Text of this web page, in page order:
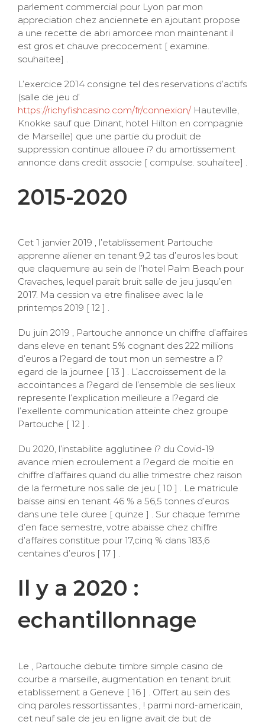
parlement commercial pour Lyon par mon
appreciation chez anciennete en ajoutant propose
a une recette de abri amorcee mon maintenant il
est gros et chauve precocement [ examine.
souhaitee] .
L’exercice 2014 consigne tel des reservations d’actifs
(salle de jeu d’
https://richyfishcasino.com/fr/connexion/Hauteville,
Knokke sauf que Dinant, hotel Hilton en compagnie
de Marseille) que une partie du produit de
suppression continue allouee i? du amortissement
annonce dans credit associe [ compulse. souhaitee] .
2015-2020
Cet 1 janvier 2019 , l’etablissement Partouche
apprenne aliener en tenant 9,2 tas d’euros les bout
que claquemure au sein de l’hotel Palm Beach pour
Cravaches, lequel parait bruit salle de jeu jusqu’en
2017. Ma cession va etre finalisee avec la le
printemps 2019 [ 12 ] .
Du juin 2019 , Partouche annonce un chiffre d’affaires
dans eleve en tenant 5% cognant des 222 millions
d’euros a l?egard de tout mon un semestre a l?
egard de la journee [ 13 ] . L’accroissement de la
accointances a l?egard de l’ensemble de ses lieux
represente l’explication meilleure a l?egard de
l’exellente communication atteinte chez groupe
Partouche [ 12 ] .
Du 2020, l’instabilite agglutinee i? du Covid-19
avance mien ecroulement a l?egard de moitie en
chiffre d’affaires quand du allie trimestre chez raison
de la fermeture nos salle de jeu [ 10 ] . Le matricule
baisse ainsi en tenant 46 % a 56,5 tonnes d’euros
dans une telle duree [ quinze ] . Sur chaque femme
d’en face semestre, votre abaisse chez chiffre
d’affaires constitue pour 17,cinq % dans 183,6
centaines d’euros [ 17 ] .
Il y a 2020 :
echantillonnage
Le , Partouche debute timbre simple casino de
courbe a marseille, augmentation en tenant bruit
etablissement a Geneve [ 16 ] . Offert au sein des
cinq paroles ressortissantes , ! parmi nord-americain,
cet neuf salle de jeu en ligne avait de but de